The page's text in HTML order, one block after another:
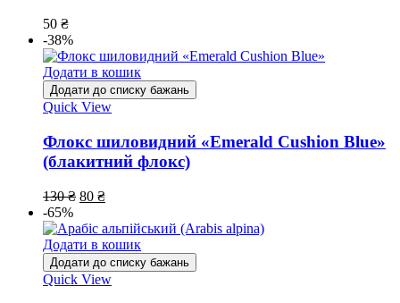
50 ₴
-38%
Додати в кошик
Додати до списку бажань
Quick View
Флокс шиловидний «Emerald Cushion Blue»
(блакитний флокс)
130₴ 80 ₴
-65%
Додати в кошик
Додати до списку бажань
Quick View